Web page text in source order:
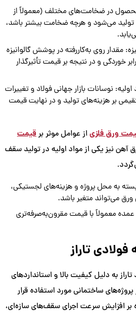
در ضخامت‌های مختلف (معمولاً از
تولید می‌شود و هرچه ضخامت بیشتر باشد،
مقدار روی به‌کاررفته در پوشش گالوانیزه
خوردگی و در نتیجه بر قیمت تأثیرگذار
نوسانات بازار جهانی فولاد و تغییرات
بر هزینه‌های تولید و در نهایت قیمت
ورق فلزیاز عوامل موثر برقیمت
آهن نیز یکی از مواد اولیه در تولید سقف
به محل پروژه و هزینه‌های لجستیکی،
می‌تواند متغیر باشد.
معمولاً با قیمت مقرون‌به‌صرفه‌تری
تاراز
به دلیل کیفیت بالا و استانداردهای
ساختمانی مورد استفاده قرار
بر افزایش سرعت اجرای سقف‌های سازه‌ای،